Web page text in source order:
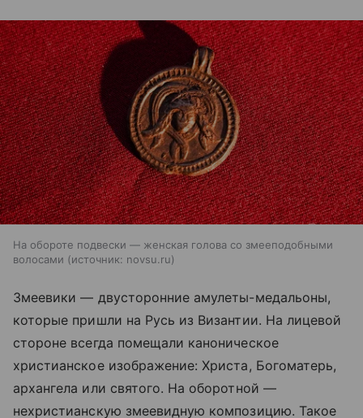
На обороте подвески — женская голова со змееподобными
волосами
источник: novsu.ru
Змеевики — двусторонние амулеты-медальоны,
которые пришли на Русь из Византии. На лицевой
стороне всегда помещали каноническое
христианское изображение: Христа, Богоматерь,
архангела или святого. На оборотной —
нехристианскую змеевидную композицию. Такое